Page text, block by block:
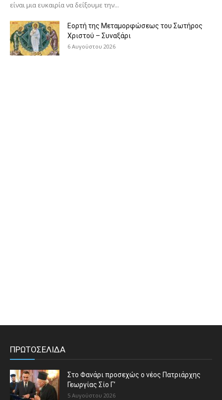
είναι μια ευκαιρία να δείξουμε την...
Εορτή της Μεταμορφώσεως του Σωτήρος
Χριστού – Συναξάρι
6 Αυγούστου 2026
ΠΡΩΤΟΣΕΛΙΔΑ
Στο Φανάρι προσεχώς ο νέος Πατριάρχης
Γεωργίας Σίο Γ’
5 Αυγούστου 2026